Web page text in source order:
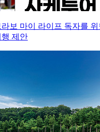
라보 마이 라이프 독자를
행 제안